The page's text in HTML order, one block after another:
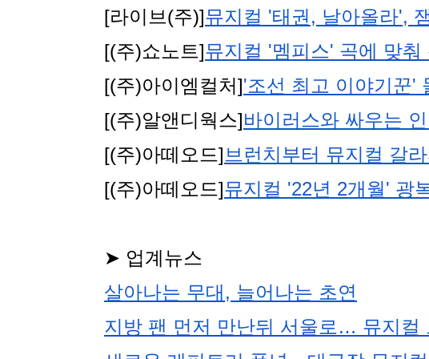
[라이브(주)]뮤지컬 '태권, 날아올라',
[(주)쇼노트]뮤지컬 '멤피스' 곡에 맞
[(주)아이엠컬처]'조선 최고 이야기꾼'
[(주)알앤디웍스]바이러스와 싸우는 인
[(주)아떼오드]브런치부터 뮤지컬 갈
[(주)아떼오드]뮤지컬 '22년 2개월' 광
➤ 업계뉴스
살아나는 무대, 늘어나는 초연
지방 팬 먼저 만난뒤 서울로… 뮤지컬